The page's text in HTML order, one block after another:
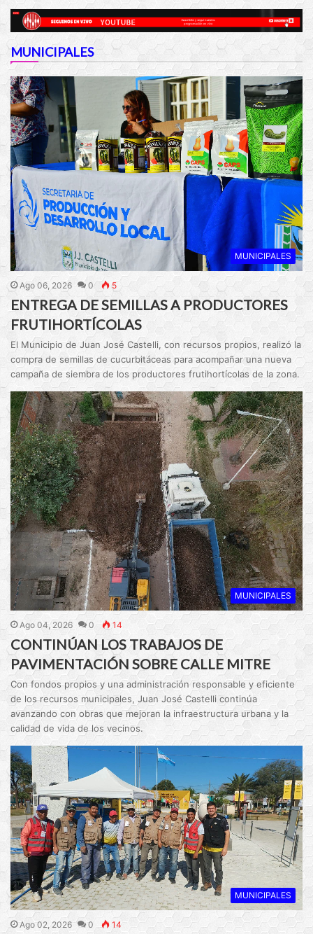
MUNICIPALES
MUNICIPALES
Ago 06, 2026 0 5
ENTREGA DE SEMILLAS A PRODUCTORES
FRUTIHORTÍCOLAS
El Municipio de Juan José Castelli, con recursos propios, realizó la
compra de semillas de cucurbitáceas para acompañar una nueva
campaña de siembra de los productores frutihortícolas de la zona.
MUNICIPALES
Ago 04, 2026 0 14
CONTINÚAN LOS TRABAJOS DE
PAVIMENTACIÓN SOBRE CALLE MITRE
Con fondos propios y una administración responsable y eficiente
de los recursos municipales, Juan José Castelli continúa
avanzando con obras que mejoran la infraestructura urbana y la
calidad de vida de los vecinos.
MUNICIPALES
Ago 02, 2026 0 14